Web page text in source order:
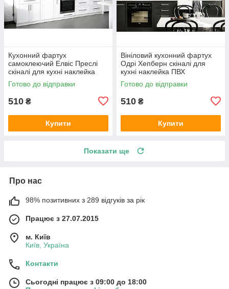
Кухонний фартух
самоклеючий Елвіс Преслі
скіналі для кухні наклейка
ПВХ ретро співаки сірий
600х2000 мм
Готово до відправки
510 ₴
Купити
Вініловий кухонний фартух
Одрі Хепберн скіналі для
кухні наклейка ПВХ
персонажі ретро Чорно-білий
600х2000 мм
Готово до відправки
510 ₴
Купити
Показати ще
Про нас
98% позитивних з 289 відгуків за рік
Працює з 27.07.2015
м. Київ
Київ, Україна
Контакти
Сьогодні працює з 09:00 до 18:00